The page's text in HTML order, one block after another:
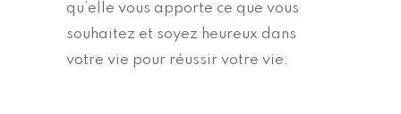
qu’elle vous apporte ce que vous
souhaitez et soyez heureux dans
votre vie pour réussir votre vie.